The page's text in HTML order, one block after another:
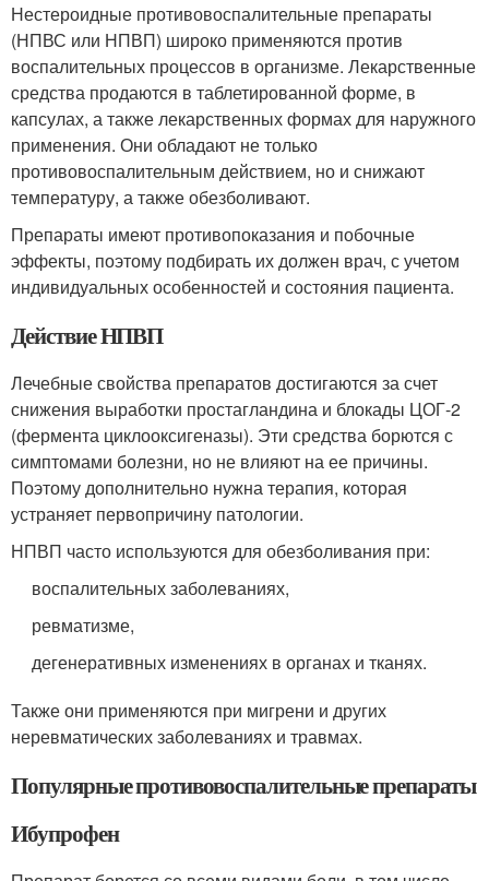
Нестероидные противовоспалительные препараты
(НПВС или НПВП) широко применяются против
воспалительных процессов в организме. Лекарственные
средства продаются в таблетированной форме, в
капсулах, а также лекарственных формах для наружного
применения. Они обладают не только
противовоспалительным действием, но и снижают
температуру, а также обезболивают.
Препараты имеют противопоказания и побочные
эффекты, поэтому подбирать их должен врач, с учетом
индивидуальных особенностей и состояния пациента.
Действие НПВП
Лечебные свойства препаратов достигаются за счет
снижения выработки простагландина и блокады ЦОГ-2
(фермента циклооксигеназы). Эти средства борются с
симптомами болезни, но не влияют на ее причины.
Поэтому дополнительно нужна терапия, которая
устраняет первопричину патологии.
НПВП часто используются для обезболивания при:
воспалительных заболеваниях,
ревматизме,
дегенеративных изменениях в органах и тканях.
Также они применяются при мигрени и других
неревматических заболеваниях и травмах.
Популярные противовоспалительные препараты
Ибупрофен